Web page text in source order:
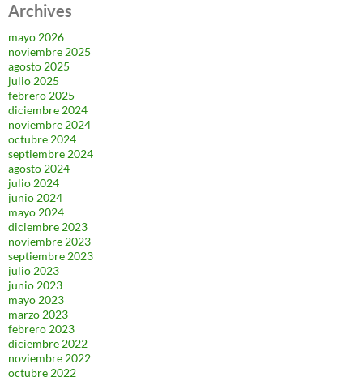
Archives
mayo 2026
noviembre 2025
agosto 2025
julio 2025
febrero 2025
diciembre 2024
noviembre 2024
octubre 2024
septiembre 2024
agosto 2024
julio 2024
junio 2024
mayo 2024
diciembre 2023
noviembre 2023
septiembre 2023
julio 2023
junio 2023
mayo 2023
marzo 2023
febrero 2023
diciembre 2022
noviembre 2022
octubre 2022